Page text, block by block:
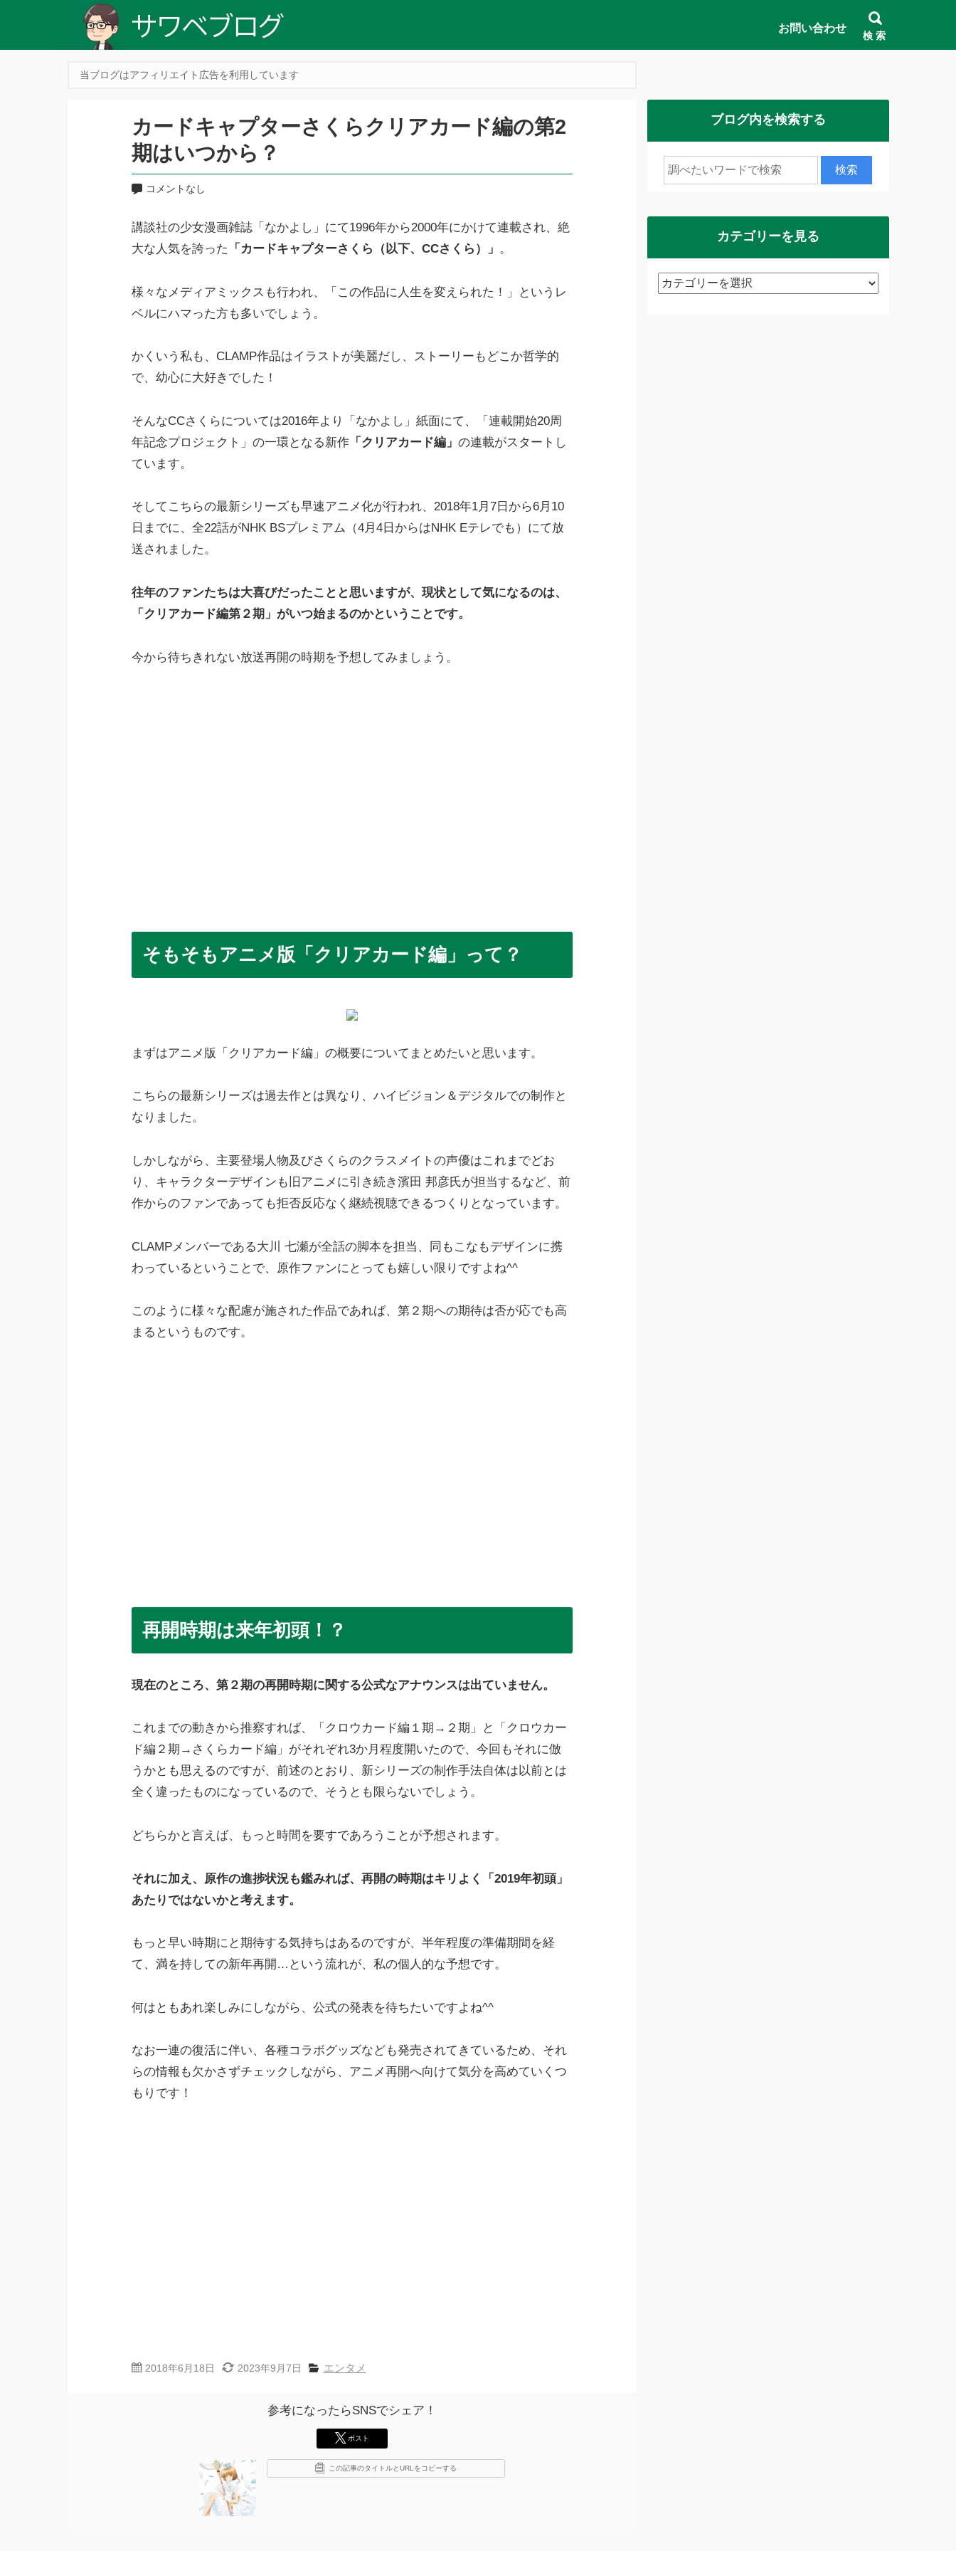
お問い合わせ
検 索
当ブログはアフィリエイト広告を利用しています
カードキャプターさくらクリアカード編の第2
期はいつから？
コメントなし
講談社の少女漫画雑誌「なかよし」にて1996年から2000年にかけて連載され、絶
大な人気を誇った 「カードキャプターさくら（以下、CCさくら）」 。
様々なメディアミックスも行われ、「この作品に人生を変えられた！」というレ
ベルにハマった方も多いでしょう。
かくいう私も、CLAMP作品はイラストが美麗だし、ストーリーもどこか哲学的
で、幼心に大好きでした！
そんなCCさくらについては2016年より「なかよし」紙面にて、「連載開始20周
年記念プロジェクト」の一環となる新作「クリアカード編」 の連載がスタートし
ています。
そしてこちらの最新シリーズも早速アニメ化が行われ、2018年1月7日から6月10
日までに、全22話がNHK BSプレミアム（4月4日からはNHK Eテレでも）にて放
送されました。
往年のファンたちは大喜びだったことと思いますが、現状として気になるのは、
「クリアカード編第２期」がいつ始まるのかということです。
今から待ちきれない放送再開の時期を予想してみましょう。
そもそもアニメ版「クリアカード編」って？
まずはアニメ版「クリアカード編」の概要についてまとめたいと思います。
こちらの最新シリーズは過去作とは異なり、ハイビジョン＆デジタルでの制作と
なりました。
しかしながら、主要登場人物及びさくらのクラスメイトの声優はこれまでどお
り、キャラクターデザインも旧アニメに引き続き濱田 邦彦氏が担当するなど、前
作からのファンであっても拒否反応なく継続視聴できるつくりとなっています。
CLAMPメンバーである大川 七瀬が全話の脚本を担当、同もこなもデザインに携
わっているということで、原作ファンにとっても嬉しい限りですよね^^
このように様々な配慮が施された作品であれば、第２期への期待は否が応でも高
まるというものです。
再開時期は来年初頭！？
現在のところ、第２期の再開時期に関する公式なアナウンスは出ていません。
これまでの動きから推察すれば、「クロウカード編１期→２期」と「クロウカー
ド編２期→さくらカード編」がそれぞれ3か月程度開いたので、今回もそれに倣
うかとも思えるのですが、前述のとおり、新シリーズの制作手法自体は以前とは
全く違ったものになっているので、そうとも限らないでしょう。
どちらかと言えば、もっと時間を要すであろうことが予想されます。
それに加え、原作の進捗状況も鑑みれば、再開の時期はキリよく「2019年初頭」
あたりではないかと考えます。
もっと早い時期にと期待する気持ちはあるのですが、半年程度の準備期間を経
て、満を持しての新年再開…という流れが、私の個人的な予想です。
何はともあれ楽しみにしながら、公式の発表を待ちたいですよね^^
なお一連の復活に伴い、各種コラボグッズなども発売されてきているため、それ
らの情報も欠かさずチェックしながら、アニメ再開へ向けて気分を高めていくつ
もりです！
2018年6月18日 2023年9月7日 エンタメ
参考になったらSNSでシェア！
ポスト
この記事のタイトルとURLをコピーする
ブログ内を検索する
カテゴリーを見る
カ